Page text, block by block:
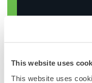
This website uses
This website uses